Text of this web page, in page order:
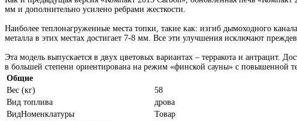
мм и дополнительно усилено ребрами жесткости.
Наиболее теплонагруженные места топки, такие как: изгиб дымоходного
металла в этих местах достигает 7-8 мм. Все эти улучшения исключают
Эта модель выпускается в двух цветовых вариантах – терракота и антрацит.
в большей степени ориентирована на режим «финской сауны» с повышенной
Общие
Вес (кг)
58
Вид топлива
дрова
ВидНоменклатуры
Товар